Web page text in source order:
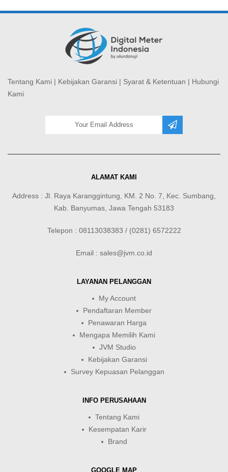
Tentang Kami | Kebijakan Garansi | Syarat & Ketentuan | Hubungi
Kami
ALAMAT KAMI
Address : Jl. Raya Karanggintung, KM. 2 No. 7, Kec. Sumbang,
Kab. Banyumas, Jawa Tengah 53183
Telepon : 08113038383 / (0281) 6572222
Email : sales@jvm.co.id
LAYANAN PELANGGAN
My Account
Pendaftaran Member
Penawaran Harga
Mengapa Memilih Kami
JVM Studio
Kebijakan Garansi
Survey Kepuasan Pelanggan
INFO PERUSAHAAN
Tentang Kami
Kesempatan Karir
Brand
GOOGLE MAP